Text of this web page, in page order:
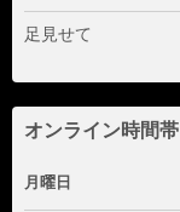
足見せて
オンライン時間帯
月曜日